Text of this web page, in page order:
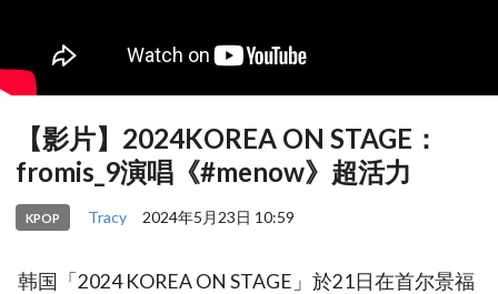
【影片】2024KOREA ON STAGE：
fromis_9演唱《#menow》超活力
KPOP Tracy 2024年5月23日 10:59
韩国「2024 KOREA ON STAGE」於21日在首尔景福